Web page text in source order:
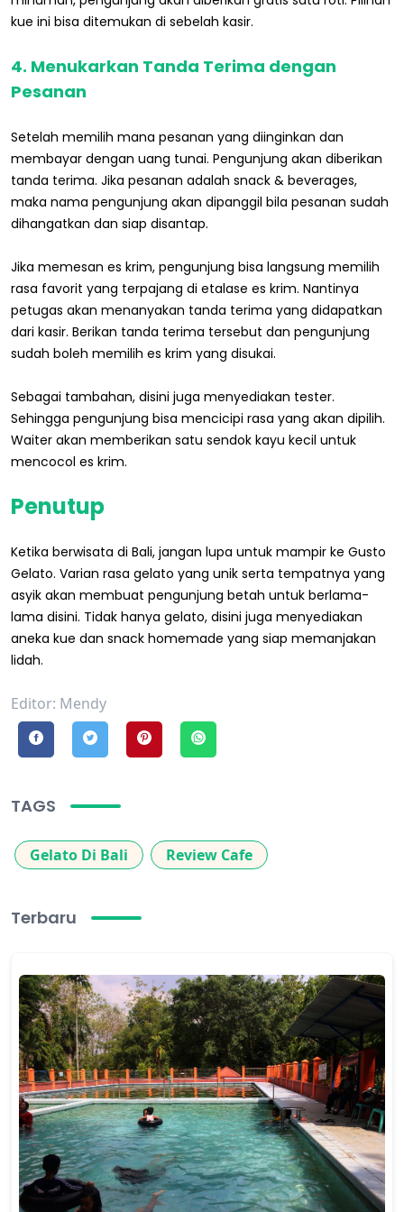
kue ini bisa ditemukan di sebelah kasir.
4. Menukarkan Tanda Terima dengan
Pesanan
Setelah memilih mana pesanan yang diinginkan dan
membayar dengan uang tunai. Pengunjung akan diberikan
tanda terima. Jika pesanan adalah snack & beverages,
maka nama pengunjung akan dipanggil bila pesanan sudah
dihangatkan dan siap disantap.
Jika memesan es krim, pengunjung bisa langsung memilih
rasa favorit yang terpajang di etalase es krim. Nantinya
petugas akan menanyakan tanda terima yang didapatkan
dari kasir. Berikan tanda terima tersebut dan pengunjung
sudah boleh memilih es krim yang disukai.
Sebagai tambahan, disini juga menyediakan tester.
Sehingga pengunjung bisa mencicipi rasa yang akan dipilih.
Waiter akan memberikan satu sendok kayu kecil untuk
mencocol es krim.
Penutup
Ketika berwisata di Bali, jangan lupa untuk mampir ke Gusto
Gelato. Varian rasa gelato yang unik serta tempatnya yang
asyik akan membuat pengunjung betah untuk berlama-
lama disini. Tidak hanya gelato, disini juga menyediakan
aneka kue dan snack homemade yang siap memanjakan
lidah.
Editor: Mendy
TAGS
Gelato Di Bali Review Cafe
Terbaru